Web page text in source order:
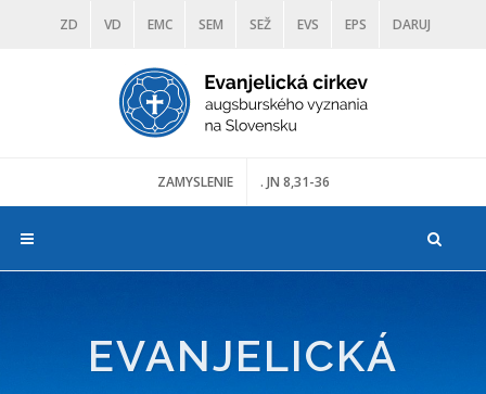
ZD VD EMC SEM SEŽ EVS EPS DARUJ
DIAKONIA ŠKOLY TRANOSCIUS
ZAMYSLENIE . JN 8,31-36
EVANJELICKÁ